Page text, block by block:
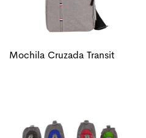
Mochila Cruzada Transit